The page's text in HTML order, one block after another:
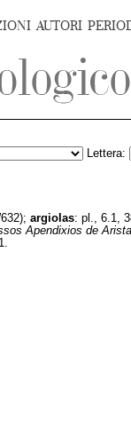
AUTORI
Lettera:
argiolas: pl., 6.1,
Apendixios de